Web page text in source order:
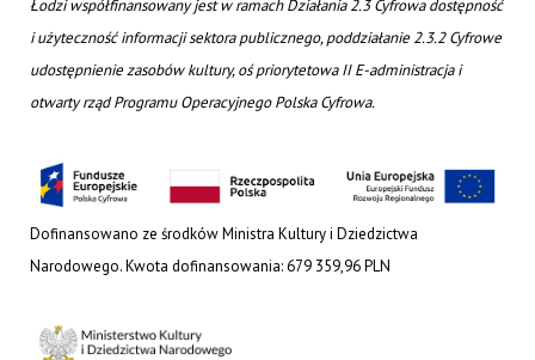
Łodzi współfinansowany jest w ramach Działania 2.3 Cyfrowa dostępność
i użyteczność informacji sektora publicznego, poddziałanie 2.3.2 Cyfrowe
udostępnienie zasobów kultury, oś priorytetowa II E-administracja i
otwarty rząd Programu Operacyjnego Polska Cyfrowa.
Dofinansowano ze środków Ministra Kultury i Dziedzictwa
Narodowego. Kwota dofinansowania: 679 359,96 PLN